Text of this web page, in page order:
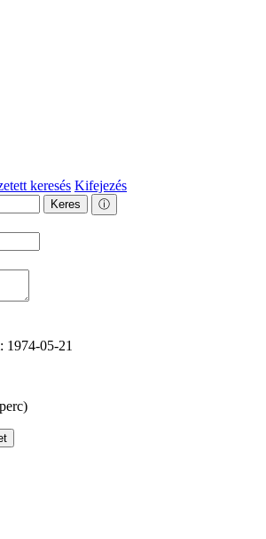
keresés Kifejezés
Keres ⓘ
1974-05-21